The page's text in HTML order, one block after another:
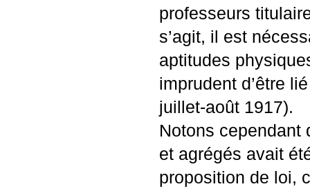
professeurs
s’agit, il est
aptitudes
imprudent d’être
juillet-août 1917).
Notons cependant
et agrégés avait
proposition de loi,